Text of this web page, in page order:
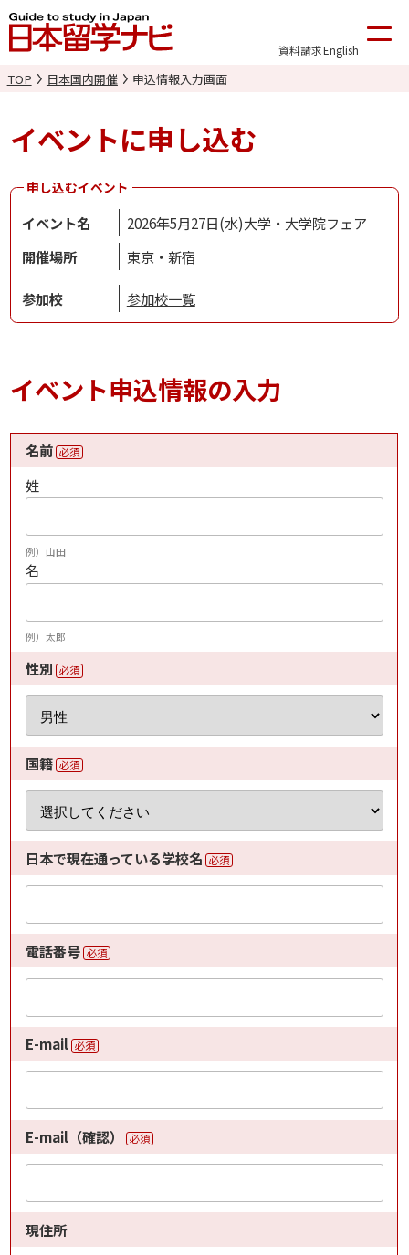
資料請求English
TOP 日本国内開催 申込情報入力画面
イベントに申し込む
申し込むイベント
イベント名
2026年5月27日(水)大学・大学院フェア
開催場所
東京・新宿
参加校 参加校一覧
イベント申込情報の入力
名前 必須
姓
例）山田
名
例）太郎
性別 必須
国籍 必須
日本で現在通っている学校名 必須
電話番号 必須
E-mail 必須
E-mail（確認） 必須
現住所